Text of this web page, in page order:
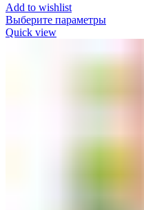
Add to wishlist
Выберите параметры
Quick view